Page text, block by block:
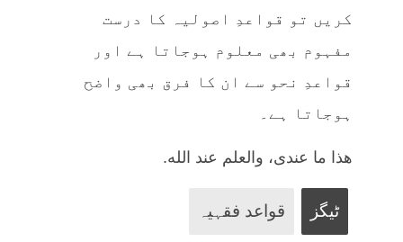
کریں تو قواعدِ اصولیہ کا درست
مفہوم بھی معلوم ہوجاتا ہے اور
قواعدِ نحو سے ان کا فرق بھی واضح
ہوجاتا ہے۔
هذا ما عندی، والعلم عند الله.
ٹیگز قواعد فقہیہ